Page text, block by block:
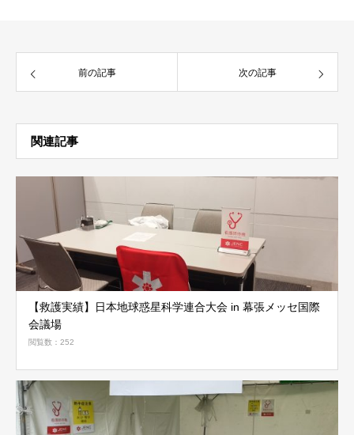
前の記事 次の記事
関連記事
【救護実績】日本地球惑星科学連合大会 in 幕張メッセ国際
会議場
閲覧数：252